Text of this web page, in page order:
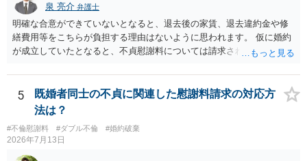
泉 亮介 弁護士
明確な合意ができていないとなると、退去後の家賃、退去違約金や修
繕費用等をこちらが負担する理由はないように思われます。 仮に婚約
が成立していたとなると、不貞慰謝料については請求される可能性が
れば早めに弁護士に相談し、弁護士から回答をさせると良いでしょ
う。
5
既婚者同士の不貞に関連した慰謝料請求の対応方
法は？
#不倫慰謝料 #ダブル不倫 #婚約破棄
2026年7月13日